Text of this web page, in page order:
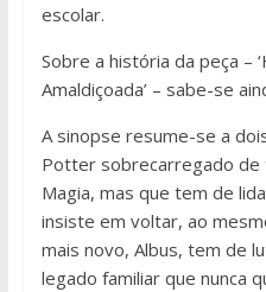
escolar.
Sobre a história da peça –
Amaldiçoada’ – sabe-se
A sinopse resume-se a
Potter sobrecarregado de
Magia, mas que tem de
insiste em voltar, ao
mais novo, Albus, tem de
legado familiar que nunca